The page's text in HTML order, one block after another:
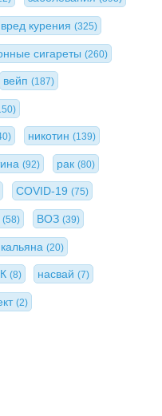
вред курения (325)
сигареты(260)
вейп (187)
никотин (139)
(92) рак (80)
COVID-19 (75)
(58) ВОЗ (39)
(20)
(8) насвай(7)
(2)